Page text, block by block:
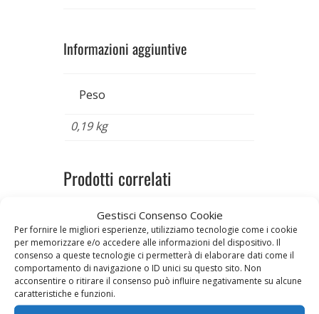
Gestisci Consenso Cookie
Per fornire le migliori esperienze, utilizziamo tecnologie come i cookie
per memorizzare e/o accedere alle informazioni del dispositivo. Il
consenso a queste tecnologie ci permetterà di elaborare dati come il
comportamento di navigazione o ID unici su questo sito. Non
acconsentire o ritirare il consenso può influire negativamente su alcune
caratteristiche e funzioni.
Informazioni aggiuntive
Peso
0,19 kg
Prodotti correlati